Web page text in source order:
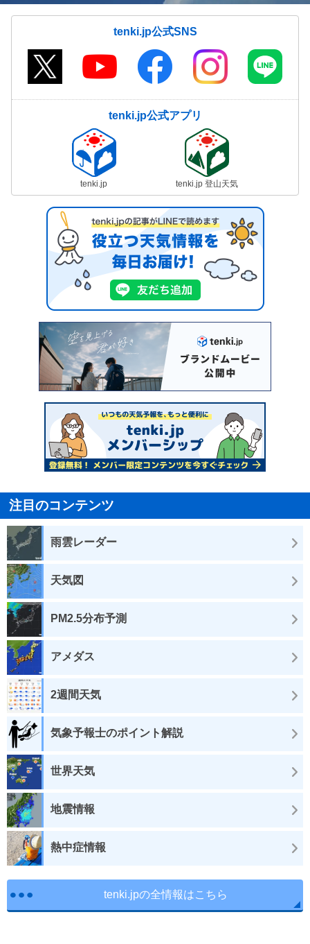
tenki.jp公式SNS
tenki.jp公式アプリ
tenki.jp tenki.jp 登山天気
注目のコンテンツ
雨雲レーダー
天気図
PM2.5分布予測
アメダス
2週間天気
気象予報士のポイント解説
世界天気
地震情報
熱中症情報
tenki.jpの全情報はこちら